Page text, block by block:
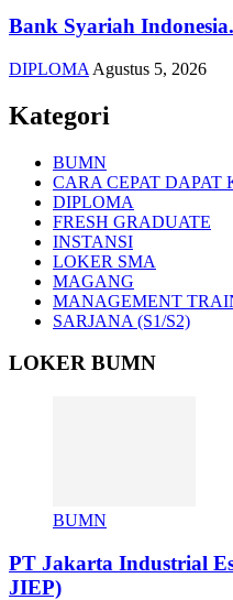
Bank Syariah Indonesia.
DIPLOMA Agustus 5, 2026
Kategori
BUMN
CARA CEPAT DAPAT
DIPLOMA
FRESH GRADUATE
INSTANSI
LOKER SMA
MAGANG
MANAGEMENT
SARJANA (S1/S2)
LOKER BUMN
BUMN
PT Jakarta Industrial
JIEP)